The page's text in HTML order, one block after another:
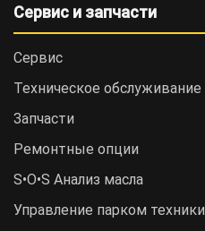
Сервис и запчасти
Сервис
Техническое обслуживание
Запчасти
Ремонтные опции
S•O•S Анализ масла
Управление парком техники